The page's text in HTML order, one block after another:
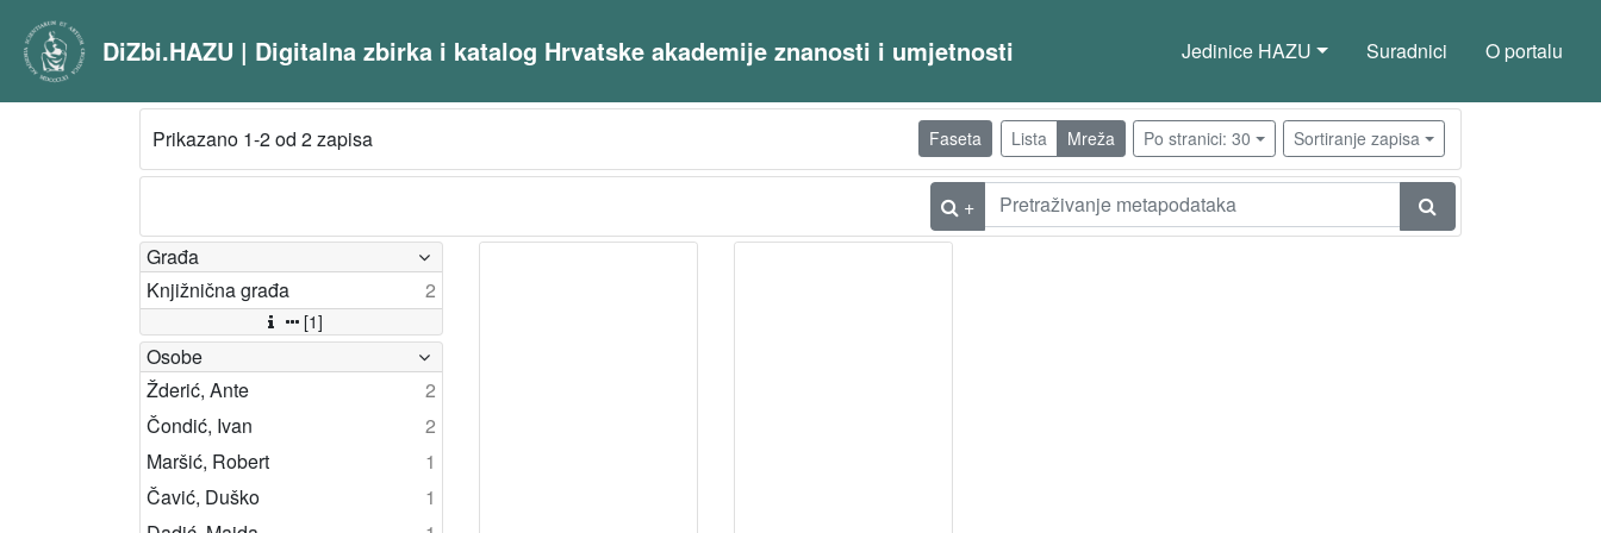
DiZbi.HAZU | Digitalna zbirka i katalog Hrvatske akademije znanosti i umjetnosti Jedinice HAZU Suradnici O portalu
Prikazano 1-2 od 2 zapisa Faseta Lista Mreža Po stranici: 30 Sortiranje zapisa
+
Građa
Knjižnična građa
2
[1]
Osobe
Žderić, Ante
2
Čondić, Ivan
2
Maršić, Robert
1
Čavić, Duško
1